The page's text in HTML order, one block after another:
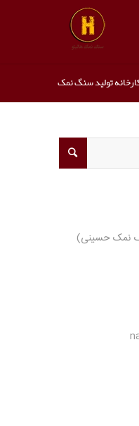
تولید سنگ نمک
نمک حسینی)